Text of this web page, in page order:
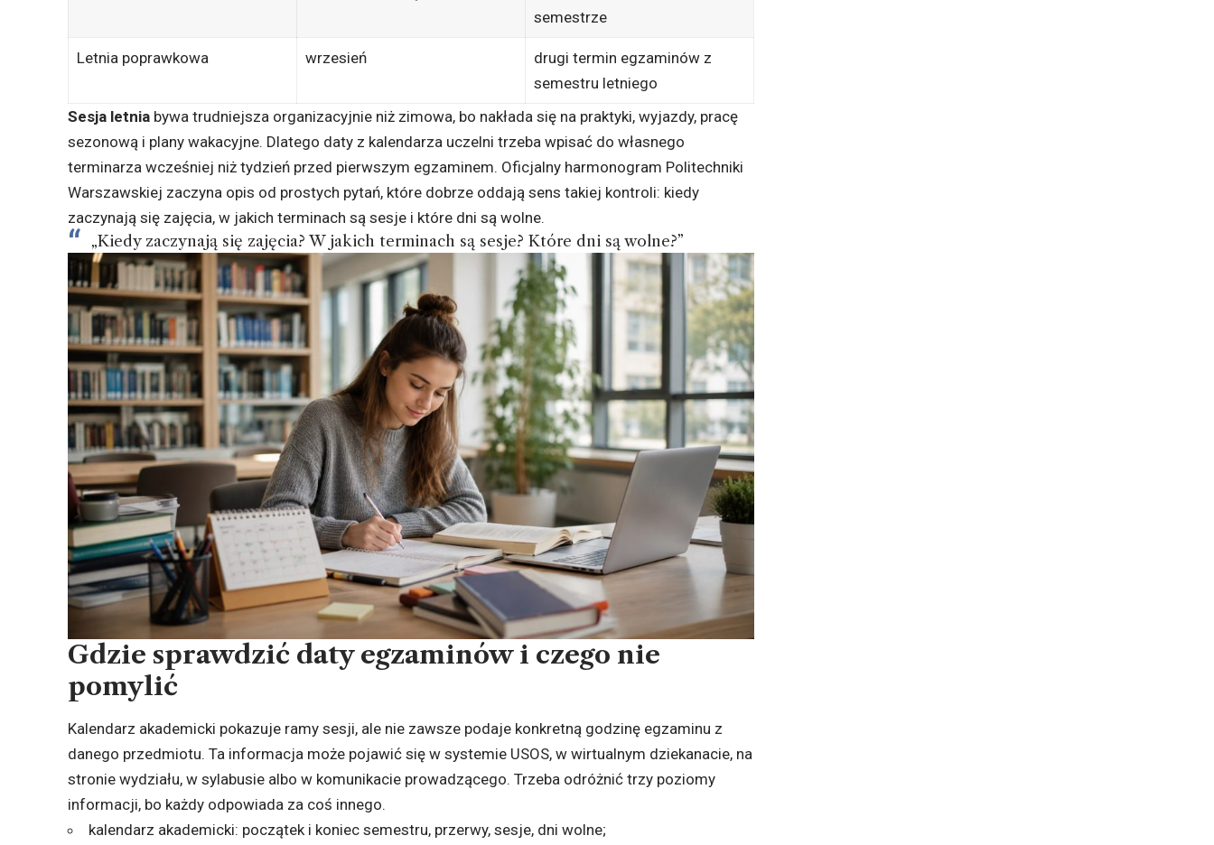
semestrze
Letnia poprawkowa wrzesień
drugi termin egzaminów z
semestru letniego
Sesja letnia bywa trudniejsza organizacyjnie niż zimowa, bo nakłada się na praktyki, wyjazdy, pracę
sezonową i plany wakacyjne. Dlatego daty z kalendarza uczelni trzeba wpisać do własnego
terminarza wcześniej niż tydzień przed pierwszym egzaminem. Oficjalny harmonogram Politechniki
Warszawskiej zaczyna opis od prostych pytań, które dobrze oddają sens takiej kontroli: kiedy
zaczynają się zajęcia, w jakich terminach są sesje i które dni są wolne.
„Kiedy zaczynają się zajęcia? W jakich terminach są sesje? Które dni są wolne?”
Gdzie sprawdzić daty egzaminów i czego nie
pomylić
Kalendarz akademicki pokazuje ramy sesji, ale nie zawsze podaje konkretną godzinę egzaminu z
danego przedmiotu. Ta informacja może pojawić się w systemie USOS, w wirtualnym dziekanacie, na
stronie wydziału, w sylabusie albo w komunikacie prowadzącego. Trzeba odróżnić trzy poziomy
informacji, bo każdy odpowiada za coś innego.
kalendarz akademicki: początek i koniec semestru, przerwy, sesje, dni wolne;